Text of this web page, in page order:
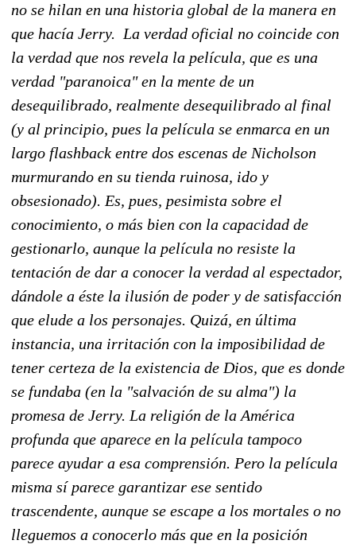
no se hilan en una historia global de la manera en
que hacía Jerry. La verdad oficial no coincide con
la verdad que nos revela la película, que es una
verdad "paranoica" en la mente de un
desequilibrado, realmente desequilibrado al final
(y al principio, pues la película se enmarca en un
largo flashback entre dos escenas de Nicholson
murmurando en su tienda ruinosa, ido y
obsesionado). Es, pues, pesimista sobre el
conocimiento, o más bien con la capacidad de
gestionarlo, aunque la película no resiste la
tentación de dar a conocer la verdad al espectador,
dándole a éste la ilusión de poder y de satisfacción
que elude a los personajes. Quizá, en última
instancia, una irritación con la imposibilidad de
tener certeza de la existencia de Dios, que es donde
se fundaba (en la "salvación de su alma") la
promesa de Jerry. La religión de la América
profunda que aparece en la película tampoco
parece ayudar a esa comprensión. Pero la película
misma sí parece garantizar ese sentido
trascendente, aunque se escape a los mortales o no
lleguemos a conocerlo más que en la posición